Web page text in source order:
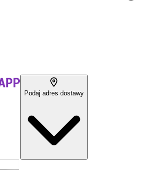
Podaj adres dostawy